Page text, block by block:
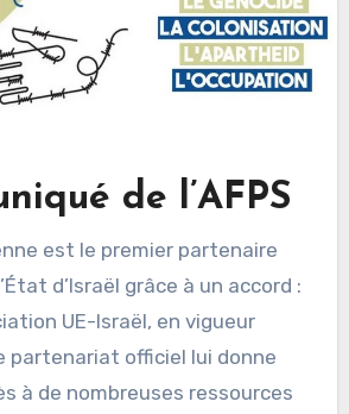
de l’AFPS
d’Israël grâce à un accord :
UE-Israël, en vigueur
partenariat officiel lui donne
à de nombreuses ressources